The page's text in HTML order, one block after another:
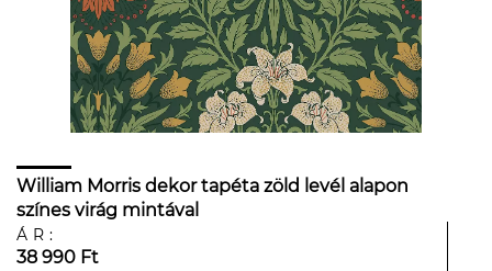
William Morris dekor tapéta zöld levél alapon
színes virág mintával
ÁR:
38 990 Ft